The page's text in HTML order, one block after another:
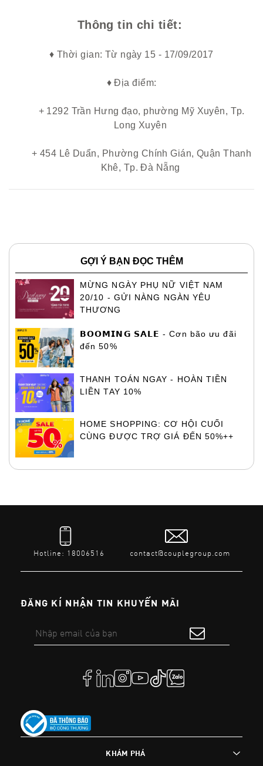
Thông tin chi tiết:
♦ Thời gian: Từ ngày 15 - 17/09/2017
♦ Địa điểm:
+ 1292 Trần Hưng đạo, phường Mỹ Xuyên, Tp.
Long Xuyên
+ 454 Lê Duẩn, Phường Chính Gián, Quận Thanh
Khê, Tp. Đà Nẵng
GỢI Ý BẠN ĐỌC THÊM
MỪNG NGÀY PHỤ NỮ VIỆT NAM
20/10 - GỬI NÀNG NGÀN YÊU
THƯƠNG
𝗕𝗢𝗢𝗠𝗜𝗡𝗚 𝗦𝗔𝗟𝗘 - Cơn bão ưu đãi
đến 50%
THANH TOÁN NGAY - HOÀN TIỀN
LIỀN TAY 10%
HOME SHOPPING: CƠ HỘI CUỐI
CÙNG ĐƯỢC TRỢ GIÁ ĐẾN 50%++
Hotline: 18006516 contact@couplegroup.com
ĐĂNG KÍ NHẬN TIN KHUYẾN MÃI
KHÁM PHÁ